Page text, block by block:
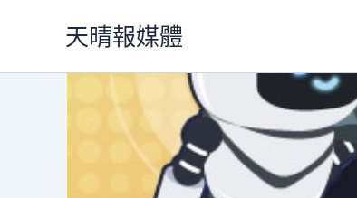
天晴報媒體